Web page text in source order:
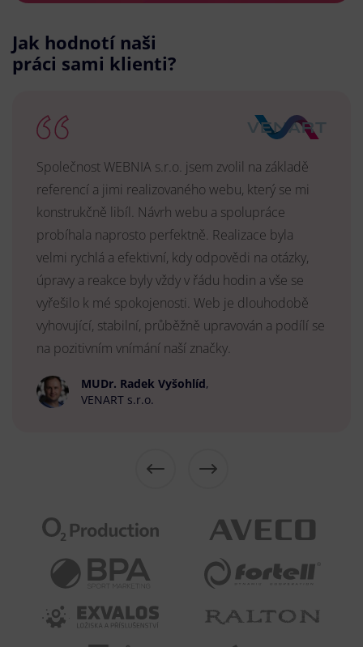
Jak hodnotí naši
práci sami klienti?
Společnost WEBNIA s.r.o. jsem zvolil na základě
referencí a jimi realizovaného webu, který se mi
konstrukčně libíl. Návrh webu a spolupráce
probíhala naprosto perfektně. Realizace byla
velmi rychlá a efektivní, kdy odpovědi na otázky,
úpravy a reakce byly vždy v řádu hodin a vše se
vyřešilo k mé spokojenosti. Web je dlouhodobě
vyhovující, stabilní, průběžně upravován a podílí se
na pozitivním vnímání naší značky.
MUDr. Radek Vyšohlíd,
VENART s.r.o.